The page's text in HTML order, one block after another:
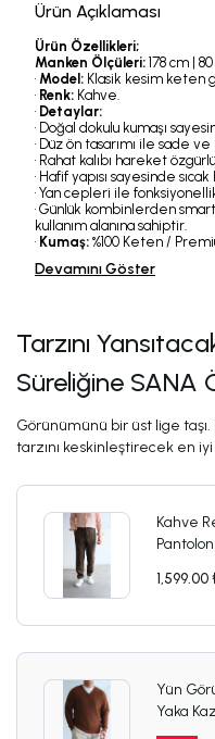
Ürün Açıklaması
Ürün Özellikleri;
Manken Ölçüleri: 178 cm |
• Model: Klasik kesim keten
• Renk: Kahve.
• Detaylar:
• Doğal dokulu kumaşı
• Düz ön tasarımı ile sade
• Rahat kalıbı hareket
• Hafif yapısı sayesinde
• Yan cepleri ile
• Günlük kombinlerden
kullanım alanına sahiptir.
• Kumaş: %100 Keten /
Devamını Göster
Tarzını
Süreliğine SANA
Görünümünü bir üst lige
tarzını keskinleştirecek en iyi
Kahve
Pantolon
1,599.00
Yün
Yaka